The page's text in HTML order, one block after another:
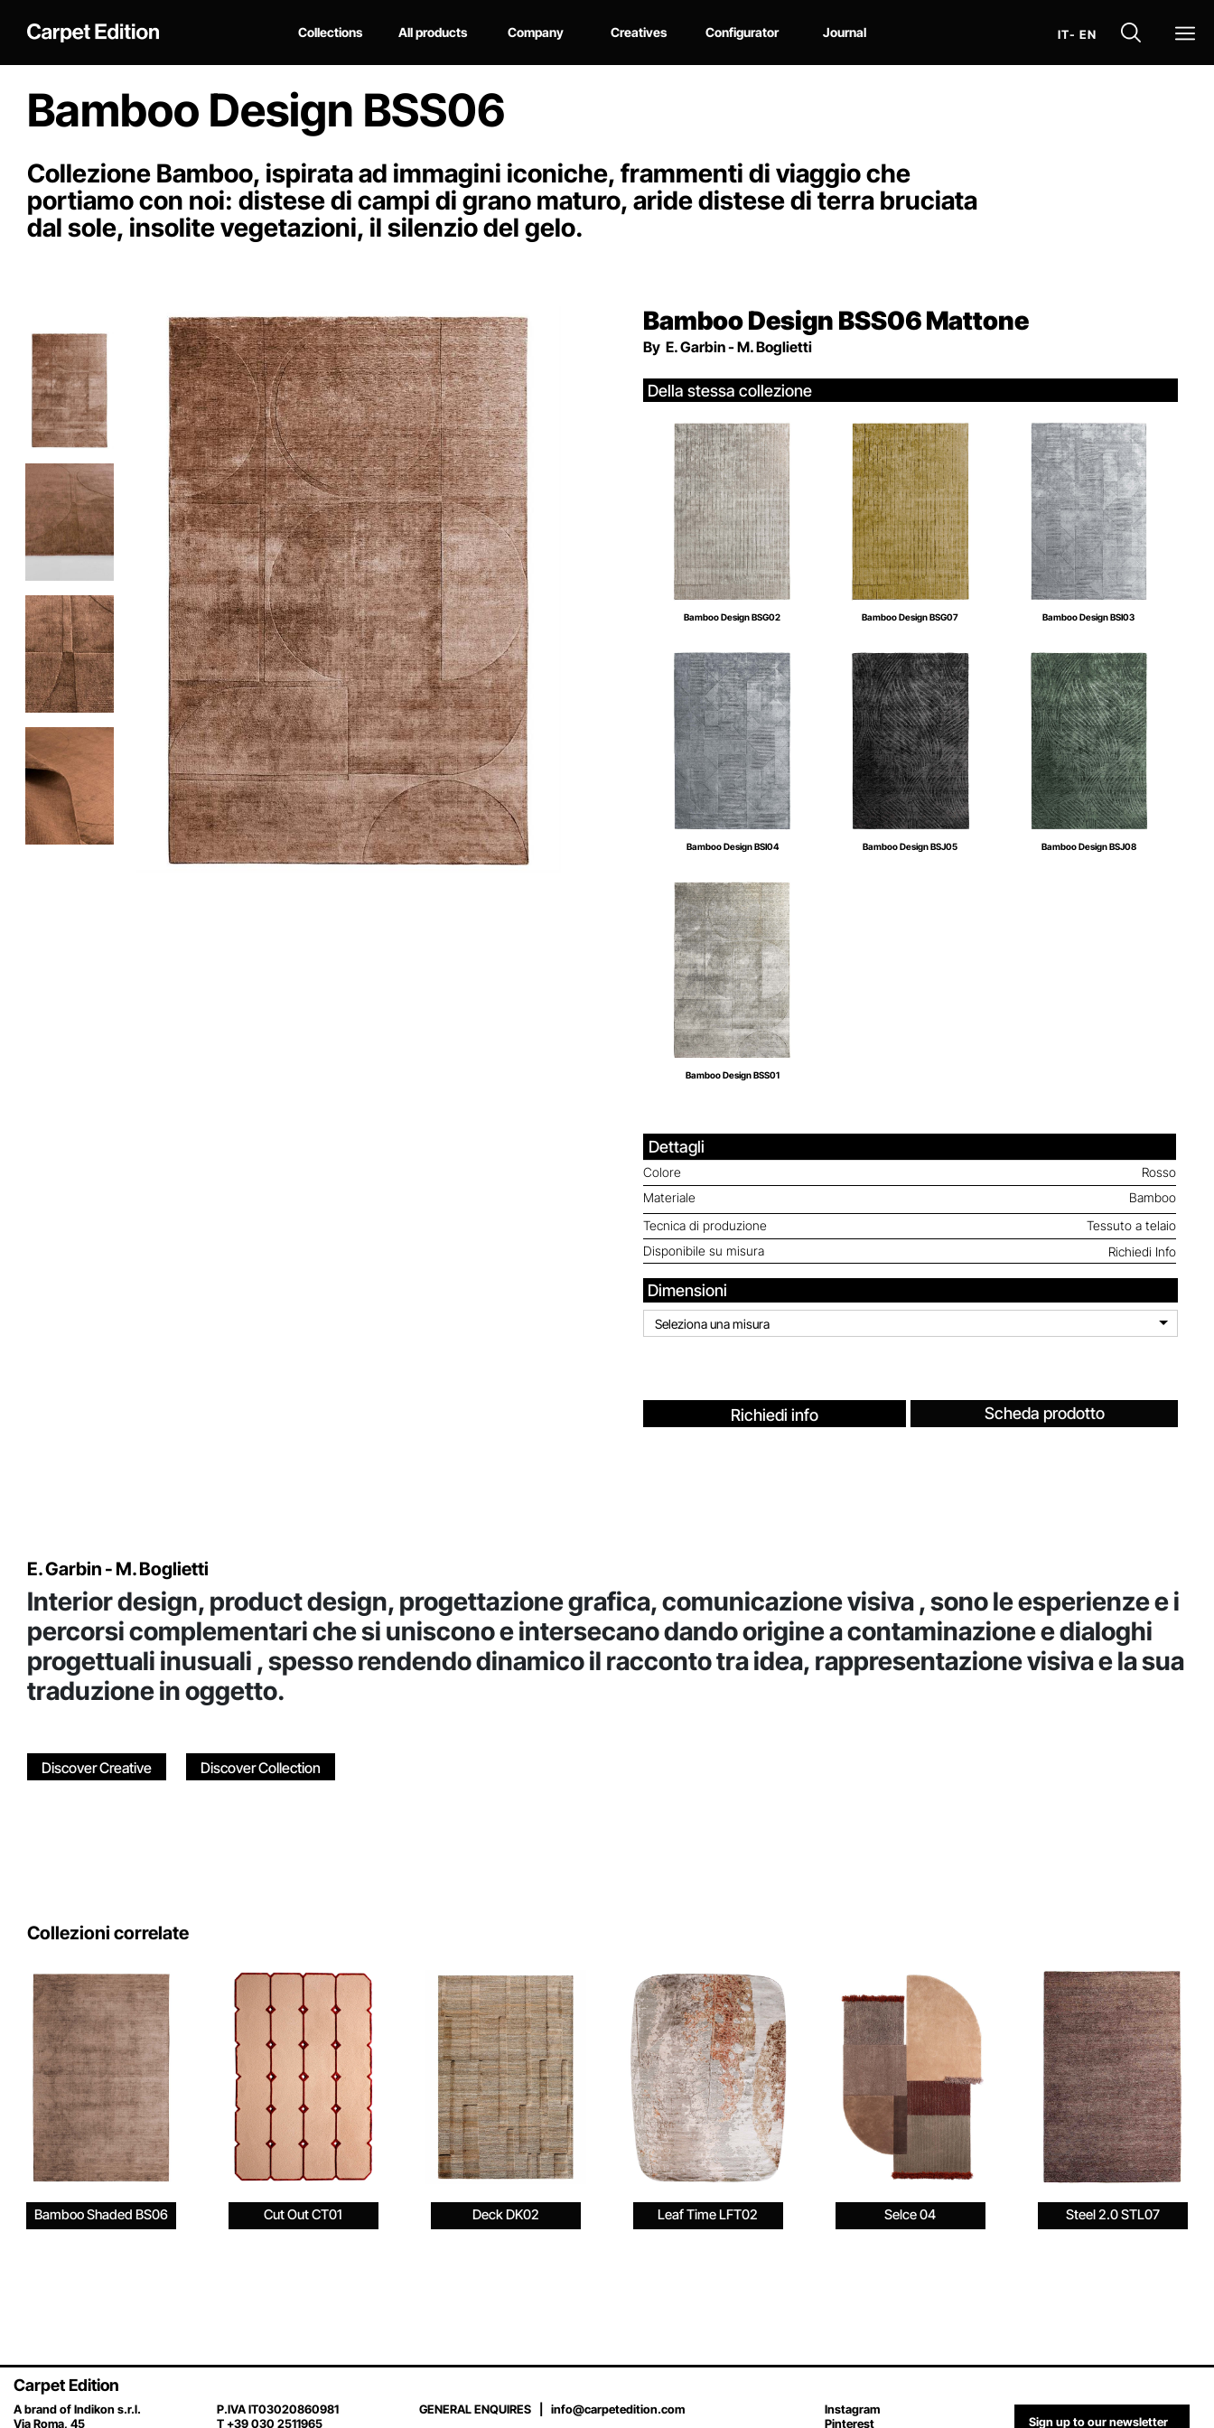
Collections All products Company Creatives Configurator Journal IT- EN
Bamboo Design BSS06
Collezione Bamboo, ispirata ad immagini iconiche, frammenti di viaggio che
portiamo con noi: distese di campi di grano maturo, aride distese di terra bruciata
dal sole, insolite vegetazioni, il silenzio del gelo.
Bamboo Design BSS06Mattone
By E. Garbin - M. Boglietti
Della stessa collezione
Bamboo Design BSG02 Bamboo Design BSG07 Bamboo Design BSI03
Bamboo Design BSI04 Bamboo Design BSJ05 Bamboo Design BSJ08
Bamboo Design BSS01
Dettagli
Colore
Rosso
Materiale
Bamboo
Tecnica di produzione
Tessuto a telaio
Disponibile su misura
Richiedi Info
Dimensioni
Seleziona una misura
Richiedi info Scheda prodotto
E. Garbin - M. Boglietti
Interior design, product design, progettazione grafica, comunicazione visiva , sono le esperienze e i
percorsi complementari che si uniscono e intersecano dando origine a contaminazione e dialoghi
progettuali inusuali , spesso rendendo dinamico il racconto tra idea, rappresentazione visiva e la sua
traduzione in oggetto.
Discover Creative Discover Collection
Collezioni correlate
Bamboo Shaded BS06 Cut Out CT01 Deck DK02 Leaf Time LFT02 Selce 04 Steel 2.0 STL07
Carpet Edition
A brand of Indikon s.r.l.
Via Roma, 45
P.IVA IT03020860981
T +39 030 2511965
GENERAL ENQUIRES |info@carpetedition.com
Instagram
Pinterest
Sign up to our newsletter